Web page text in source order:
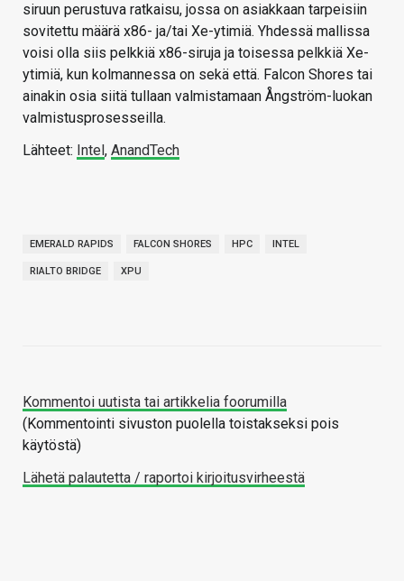
siruun perustuva ratkaisu, jossa on asiakkaan tarpeisiin
sovitettu määrä x86- ja/tai Xe-ytimiä. Yhdessä mallissa
voisi olla siis pelkkiä x86-siruja ja toisessa pelkkiä Xe-
ytimiä, kun kolmannessa on sekä että. Falcon Shores tai
ainakin osia siitä tullaan valmistamaan Ångström-luokan
valmistusprosesseilla.
Lähteet: Intel , AnandTech
EMERALD RAPIDS FALCON SHORES HPC INTEL
RIALTO BRIDGE XPU
Kommentoi uutista tai artikkelia foorumilla
(Kommentointi sivuston puolella toistakseksi pois
käytöstä)
Lähetä palautetta / raportoi kirjoitusvirheestä